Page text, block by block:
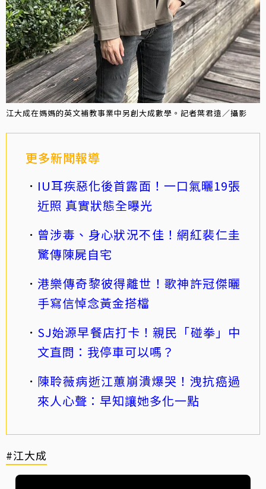
江大成在媽媽的英文補教事業中另創大成數學。記者葉君遠／攝影
更多新聞報導
IU耳疾惡化後首露面！一口氣曬19張
近照 真實狀態全曝光
曾涉毒、身心狀況不佳！網紅裴仁圭
驚傳陳屍自宅
港樂傳奇黎彼得離世！歌神許冠傑曬
手寫信悼念黃金搭檔
SJ始源早餐店打卡！親民「碰拳」中
文直問：我停車可以嗎？
陳聆薇病逝江蕙崩潰爆哭！洩抗癌過
來人心聲：早知讓她多化一點
#江大成